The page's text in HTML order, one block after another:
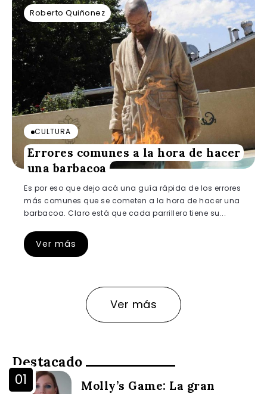
Roberto Quiñonez
CULTURA
Errores comunes a la hora de hacer
una barbacoa
Es por eso que dejo acá una guía rápida de los errores
más comunes que se cometen a la hora de hacer una
barbacoa. Claro está que cada parrillero tiene su...
Ver más
Ver más
Destacado
Molly’s Game: La gran